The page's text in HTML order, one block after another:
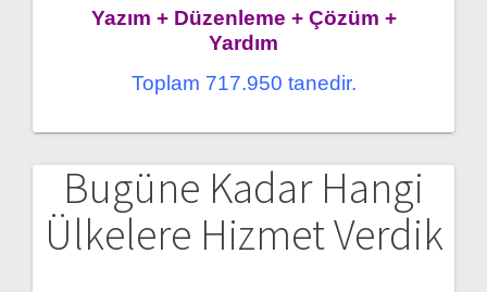
Yazım + Düzenleme + Çözüm +
Yardım
Toplam 717.950 tanedir.
Bugüne Kadar Hangi
Ülkelere Hizmet Verdik